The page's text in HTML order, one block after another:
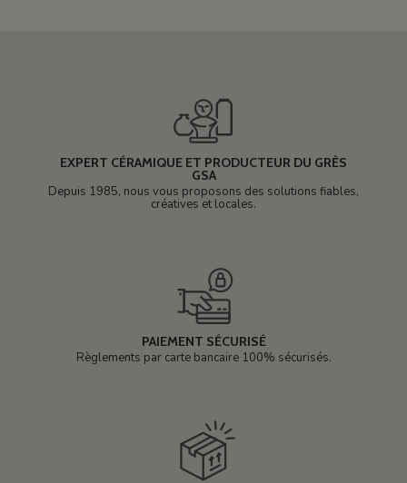
EXPERT CÉRAMIQUE ET PRODUCTEUR DU GRÈS
GSA
Depuis 1985, nous vous proposons des solutions fiables,
créatives et locales.
PAIEMENT SÉCURISÉ
Règlements par carte bancaire 100% sécurisés.